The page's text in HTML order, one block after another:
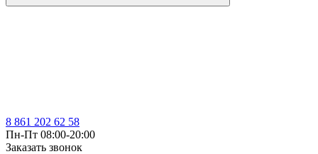
8 861 202 62 58
Пн-Пт 08:00-20:00
Заказать звонок